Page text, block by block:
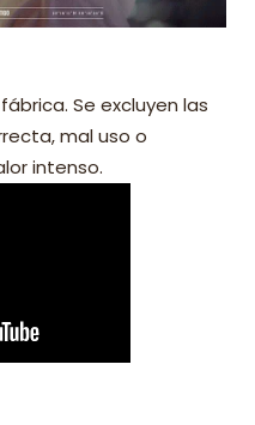
Se excluyen las
mal uso o
intenso.